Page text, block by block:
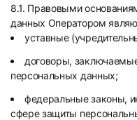
8.1. Правовыми
данных Оператором
уставные
договоры,
персональных данных;
федеральные законы,
сфере защиты